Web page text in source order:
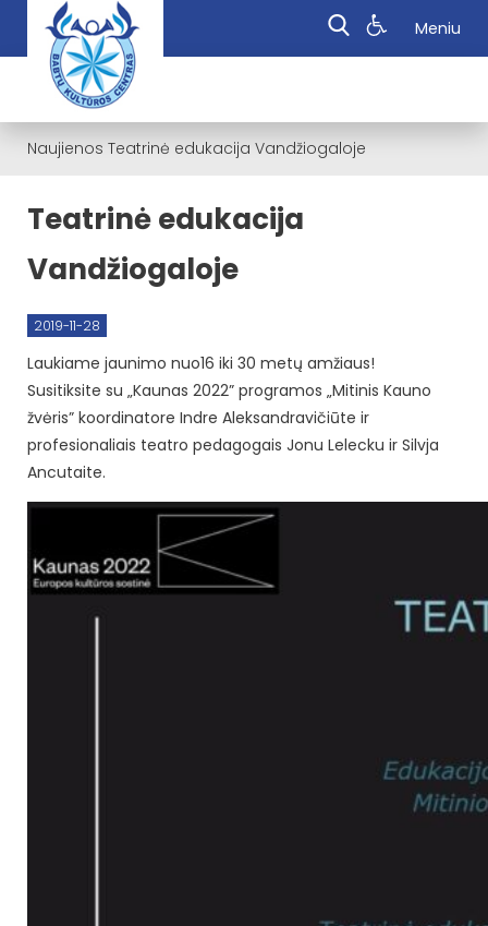
Meniu
Naujienos Teatrinė edukacija Vandžiogaloje
Teatrinė edukacija
Vandžiogaloje
2019-11-28
Laukiame jaunimo nuo16 iki 30 metų amžiaus!
Susitiksite su „Kaunas 2022” programos „Mitinis Kauno
žvėris” koordinatore Indre Aleksandravičiūte ir
profesionaliais teatro pedagogais Jonu Lelecku ir Silvja
Ancutaite.